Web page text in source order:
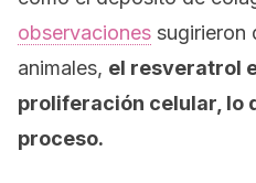
observaciones sugirieron
animales, el resveratrol
proliferación celular, lo
proceso.